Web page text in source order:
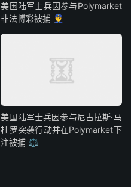
美国陆军士兵因参与Polymarket
非法博彩被捕 👮
美国陆军士兵因参与尼古拉斯·马
杜罗突袭行动并在Polymarket下
注被捕 ⚖️